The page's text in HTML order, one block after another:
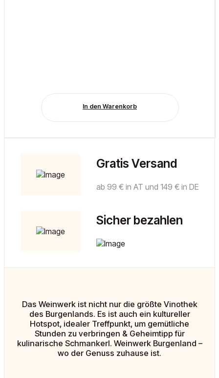
In den Warenkorb
Gratis Versand
ab 99 € in AT und 149 € in DE
Sicher bezahlen
Das Weinwerk ist nicht nur die größte Vinothek
des Burgenlands. Es ist auch ein kultureller
Hotspot, idealer Treffpunkt, um gemütliche
Stunden zu verbringen & Geheimtipp für
kulinarische Schmankerl. Weinwerk Burgenland –
wo der Genuss zuhause ist.